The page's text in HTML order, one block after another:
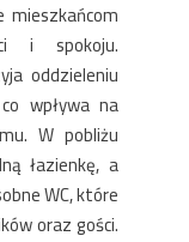
i spokoju.
oddzieleniu
wpływa na
W pobliżu
łazienkę, a
WC, które
oraz gości.